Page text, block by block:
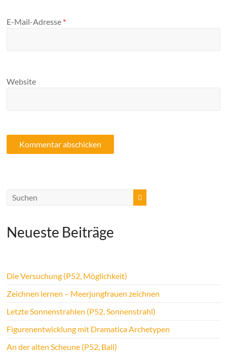
E-Mail-Adresse *
Website
Neueste Beiträge
Die Versuchung (P52, Möglichkeit)
Zeichnen lernen – Meerjungfrauen zeichnen
Letzte Sonnenstrahlen (P52, Sonnenstrahl)
Figurenentwicklung mit Dramatica Archetypen
An der alten Scheune (P52, Ball)